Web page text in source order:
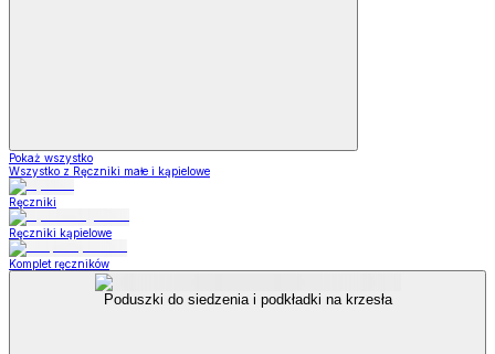
Pokaż wszystko
Wszystko z Ręczniki małe i kąpielowe
Ręczniki
Ręczniki kąpielowe
Komplet ręczników
Poduszki do siedzenia i podkładki na krzesła